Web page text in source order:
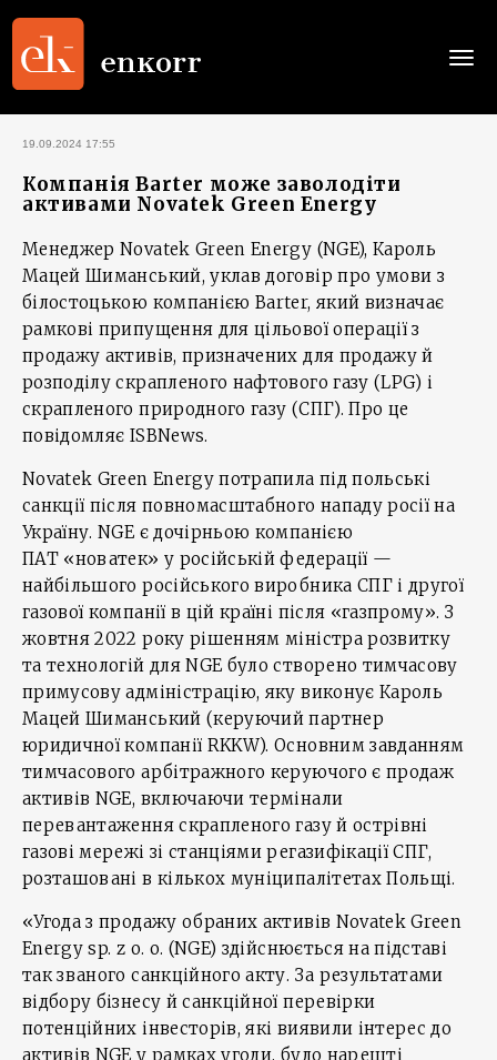
19.09.2024 17:55
Компанія Barter може заволодіти
активами Novatek Green Energy
Менеджер Novatek Green Energy (NGE), Кароль
Мацей Шиманський, уклав договір про умови з
білостоцькою компанією Barter, який визначає
рамкові припущення для цільової операції з
продажу активів, призначених для продажу й
розподілу скрапленого нафтового газу (LPG) і
скрапленого природного газу (СПГ). Про це
повідомляє ISBNews.
Novatek Green Energy потрапила під польські
санкції після повномасштабного нападу росії на
Україну. NGE є дочірньою компанією
ПАТ «новатек» у російській федерації —
найбільшого російського виробника СПГ і другої
газової компанії в цій країні після «газпрому». З
жовтня 2022 року рішенням міністра розвитку
та технологій для NGE було створено тимчасову
примусову адміністрацію, яку виконує Кароль
Мацей Шиманський (керуючий партнер
юридичної компанії RKKW). Основним завданням
тимчасового арбітражного керуючого є продаж
активів NGE, включаючи термінали
перевантаження скрапленого газу й острівні
газові мережі зі станціями регазифікації СПГ,
розташовані в кількох муніципалітетах Польщі.
«Угода з продажу обраних активів Novatek Green
Energy sp. z o. o. (NGE) здійснюється на підставі
так званого санкційного акту. За результатами
відбору бізнесу й санкційної перевірки
потенційних інвесторів, які виявили інтерес до
активів NGE у рамках угоди, було нарешті